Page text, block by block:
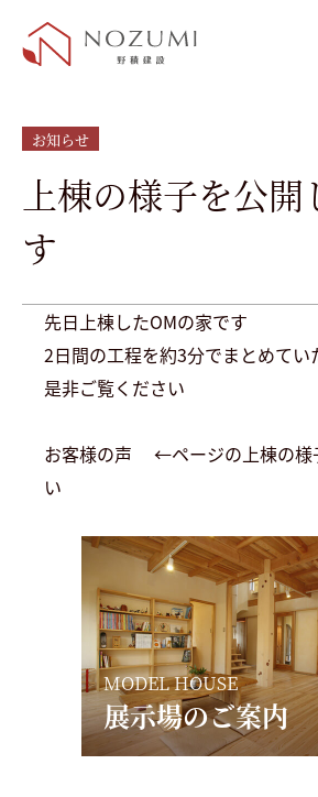
新築住宅
リフォーム・リノベー
施工例
お客様の声
会社案内
最新イベン
展示場予約
お問い合わせ・資
お知らせ
上棟の様子を公開
す
先日上棟したOMの家です
2日間の工程を約3分でまとめてい
是非ご覧ください
お客様の声
←ページの上棟の様
い
MODEL HOUSE
展示場のご案内